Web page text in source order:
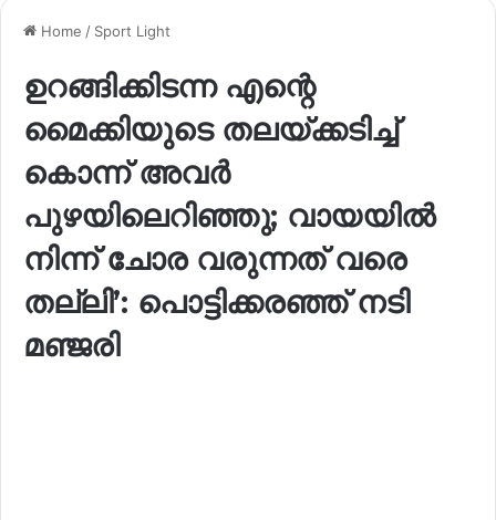
Home / Sport Light
ഉറങ്ങിക്കിടന്ന എന്റെ
മൈക്കിയുടെ തലയ്ക്കടിച്ച്
കൊന്ന് അവർ
പുഴയിലെറിഞ്ഞു; വായയിൽ
നിന്ന് ചോര വരുന്നത് വരെ
തല്ലി’: പൊട്ടിക്കരഞ്ഞ് നടി
മഞ്ജരി